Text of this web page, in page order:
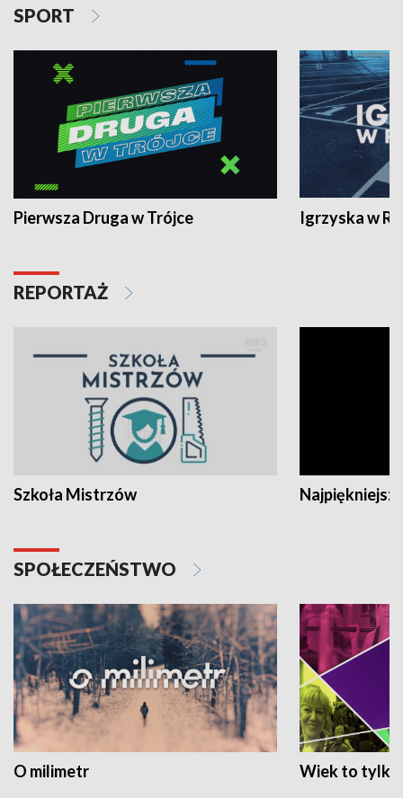
SPORT
Pierwsza Druga w Trójce Igrzyska w
REPORTAŻ
Szkoła Mistrzów
SPOŁECZEŃSTWO
O milimetr Wiek to tylko